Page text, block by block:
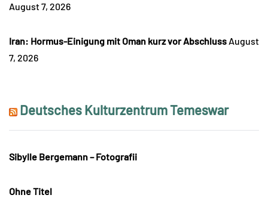
August 7, 2026
Iran: Hormus-Einigung mit Oman kurz vor Abschluss August
7, 2026
Deutsches Kulturzentrum Temeswar
Sibylle Bergemann – Fotografii
Ohne Titel